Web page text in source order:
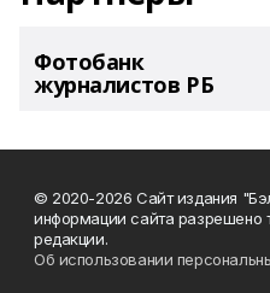
Фотобанк
журналистов РБ
© 2020-2026 Сайт издания
информации сайта разрешено
редакции.
Об использовании